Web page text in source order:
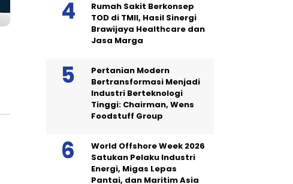
Rumah Sakit Berkonsep
TOD di TMII, Hasil Sinergi
Brawijaya Healthcare dan
Jasa Marga
Pertanian Modern
Bertransformasi Menjadi
Industri Berteknologi
Tinggi: Chairman, Wens
Foodstuff Group
World Offshore Week 2026
Satukan Pelaku Industri
Energi, Migas Lepas
Pantai, dan Maritim Asia